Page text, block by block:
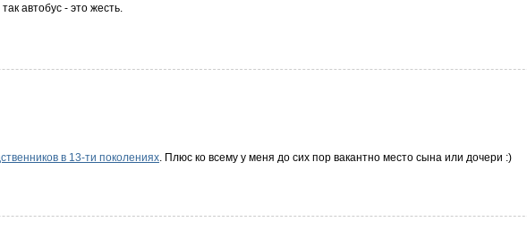
автобус - это жесть.
в 13-ти поколениях . Плюс ко всему у меня до сих пор вакантно место сына или дочери :)